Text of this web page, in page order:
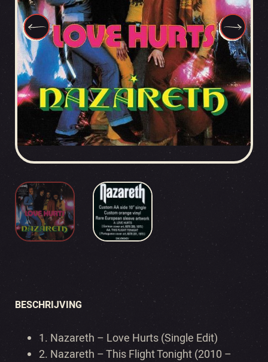
BESCHRIJVING
1. Nazareth – Love Hurts (Single Edit)
2. Nazareth – This Flight Tonight (2010 –